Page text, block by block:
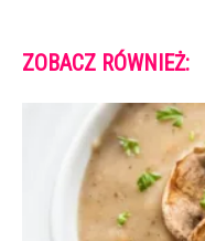
ZOBACZ RÓWNIEŻ: